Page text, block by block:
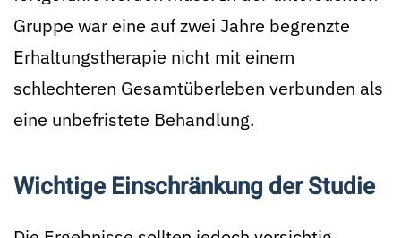
Gruppe war eine auf zwei Jahre begrenzte
Erhaltungstherapie nicht mit einem
schlechteren Gesamtüberleben verbunden als
eine unbefristete Behandlung.
Wichtige Einschränkung der Studie